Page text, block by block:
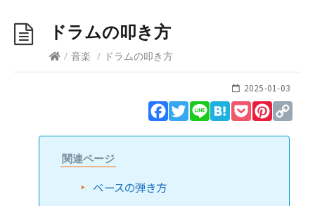
ドラムの叩き方
/ 音楽 / ドラムの叩き方
2025-01-03
Facebook
Twitter
Line HatenaPocket
関連ページ
ベースの弾き方